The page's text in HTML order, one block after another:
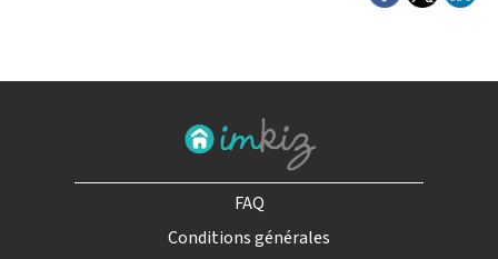
FAQ
Conditions générales